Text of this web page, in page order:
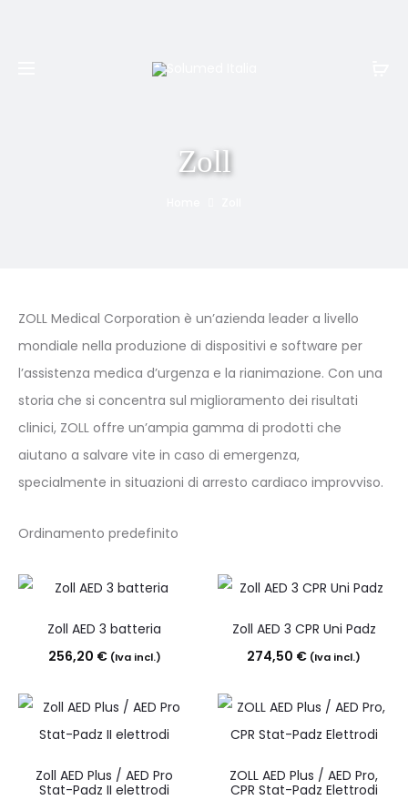
Zoll
ZOLL Medical Corporation è un’azienda leader a livello
mondiale nella produzione di dispositivi e software per
l’assistenza medica d’urgenza e la rianimazione. Con una
storia che si concentra sul miglioramento dei risultati
clinici, ZOLL offre un’ampia gamma di prodotti che
aiutano a salvare vite in caso di emergenza,
specialmente in situazioni di arresto cardiaco improvviso.
Zoll AED 3 batteria
256,20 € (Iva incl.)
Zoll AED 3 CPR Uni Padz
274,50 € (Iva incl.)
Zoll AED Plus / AED Pro
Stat-Padz II elettrodi
ZOLL AED Plus / AED Pro,
CPR Stat-Padz Elettrodi